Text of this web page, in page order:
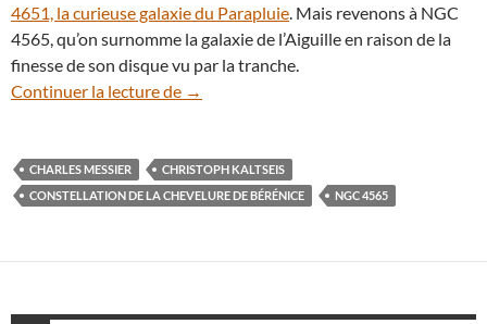
4651, la curieuse galaxie du Parapluie . Mais revenons à NGC
4565, qu’on surnomme la galaxie de l’Aiguille en raison de la
finesse de son disque vu par la tranche.
Continuer la lecture de
NGC 4565, la belle galaxie spirale
→
CHARLES MESSIER
CHRISTOPH KALTSEIS
CONSTELLATION DE LA CHEVELURE DE BÉRÉNICE
NGC 4565